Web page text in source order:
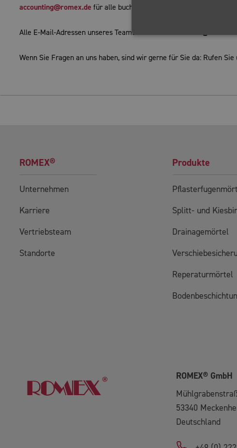
accounting@romex.de für alle buchhalterischen Angelegenheiten
Alle E-Mail-Adressen unseres Teams enden ab sofort mit
Wenn Sie Fragen an uns haben, sind wir gerne für Sie da: Rufen
ROMEX®
Unternehmen
Karriere
Vertriebsteam
Standorte
Produkte
Splitt- und
Drainagemörtel
Reperaturmörtel
ROMEX® GmbH
53340
Deutschland